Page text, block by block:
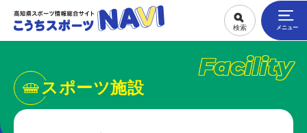
Facility
スポーツ施設